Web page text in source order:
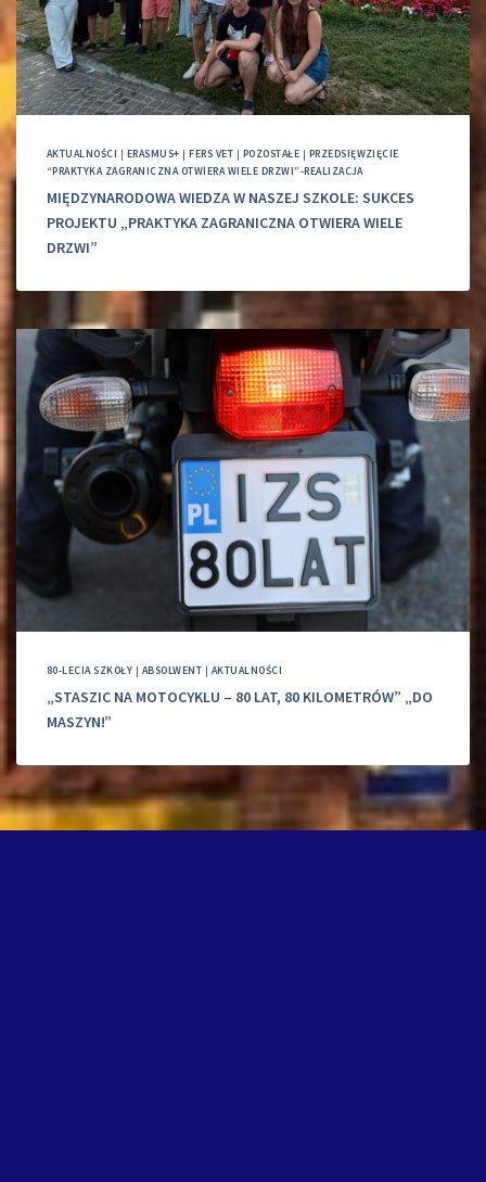
AKTUALNOŚCI | ERASMUS+ |FERS VET | POZOSTAŁE | PRZEDSIĘWZIĘCIE
“PRAKTYKA ZAGRANICZNA OTWIERA WIELE DRZWI”-REALIZACJA
MIĘDZYNARODOWA WIEDZA W NASZEJ SZKOLE: SUKCES
PROJEKTU „PRAKTYKA ZAGRANICZNA OTWIERA WIELE
DRZWI”
80-LECIA SZKOŁY | ABSOLWENT | AKTUALNOŚCI
„STASZIC NA MOTOCYKLU – 80 LAT, 80 KILOMETRÓW” „DO
MASZYN!”